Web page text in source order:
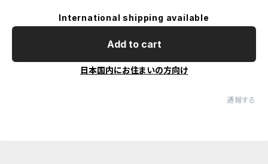
International shipping available
Add to cart
日本国内にお住まいの方向け
通報する